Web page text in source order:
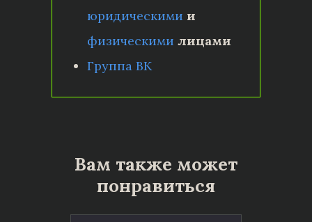
юридическими и
физическими лицами
Группа ВК
Вам также может
понравиться